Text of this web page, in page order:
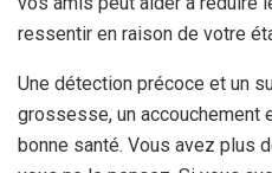
ressentir en raison de votre
Une détection précoce et un
grossesse, un accouchement
bonne santé. Vous avez plus